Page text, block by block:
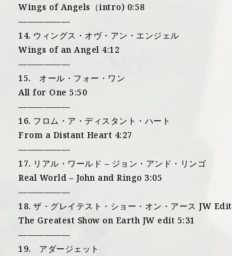
Wings of Angels（intro) 0:58
——————
14. ウィングス・オヴ・アン・エンジェル
Wings of an Angel 4:12
——————
15. オール・フォー・ワン
All for One 5:50
——————
16. フロム・ア・ディスタント・ハート
From a Distant Heart 4:27
——————
17. リアル・ワールド – ジョン・アンド・リンゴ
Real World – John and Ringo 3:05
——————
18. ザ・グレイテスト・ショー・オン・アース JW Edit
The Greatest Show on Earth JW edit 5:31
——————
19. アダージェット